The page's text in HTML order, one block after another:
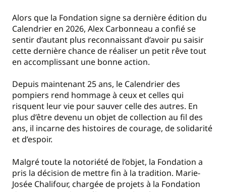
Alors que la Fondation signe sa dernière édition du
Calendrier en 2026, Alex Carbonneau a confié se
sentir d’autant plus reconnaissant d’avoir pu saisir
cette dernière chance de réaliser un petit rêve tout
en accomplissant une bonne action.
Depuis maintenant 25 ans, le Calendrier des
pompiers rend hommage à ceux et celles qui
risquent leur vie pour sauver celle des autres. En
plus d’être devenu un objet de collection au fil des
ans, il incarne des histoires de courage, de solidarité
et d’espoir.
Malgré toute la notoriété de l’objet, la Fondation a
pris la décision de mettre fin à la tradition. Marie-
Josée Chalifour, chargée de projets à la Fondation